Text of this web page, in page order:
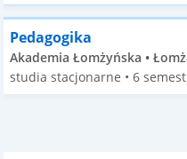
Pedagogika
Akademia Łomżyńska •
studia stacjonarne • 6